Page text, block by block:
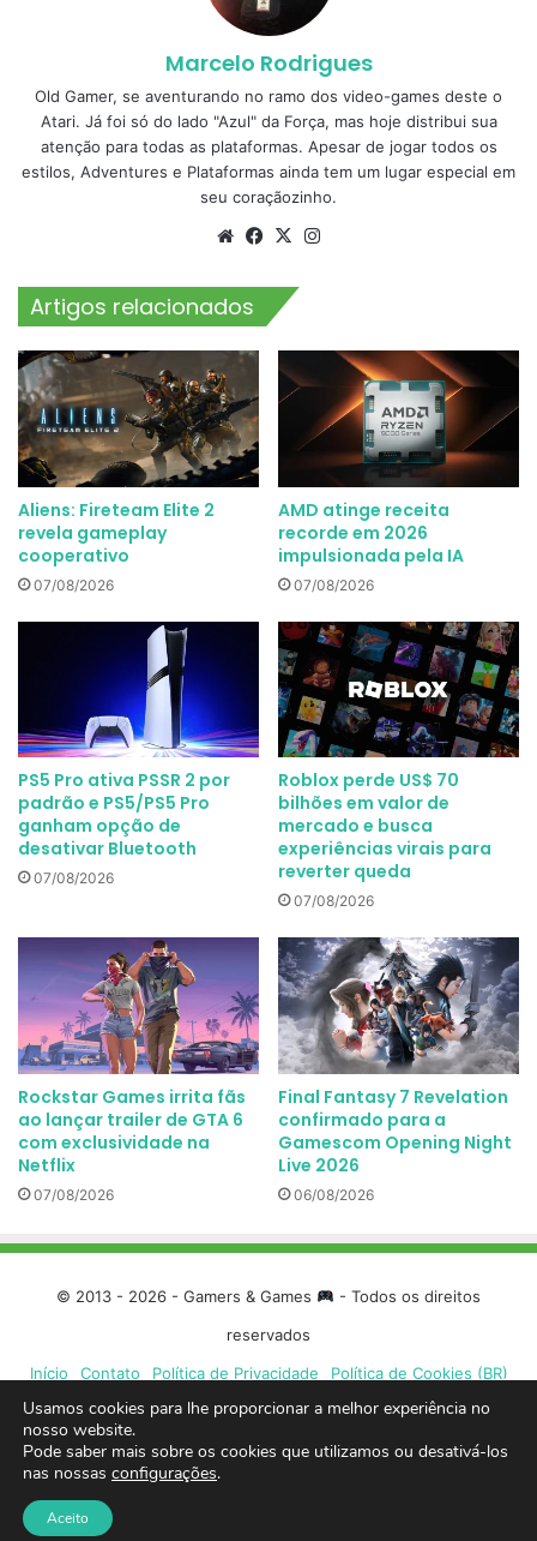
Marcelo Rodrigues
Old Gamer, se aventurando no ramo dos video-games deste o
Atari. Já foi só do lado "Azul" da Força, mas hoje distribui sua
atenção para todas as plataformas. Apesar de jogar todos os
estilos, Adventures e Plataformas ainda tem um lugar especial em
seu coraçãozinho.
WebsiteFacebook
X
Artigos relacionados
Aliens: Fireteam Elite 2
revela gameplay
cooperativo
07/08/2026
AMD atinge receita
recorde em 2026
impulsionada pela IA
07/08/2026
PS5 Pro ativa PSSR 2 por
padrão e PS5/PS5 Pro
ganham opção de
desativar Bluetooth
07/08/2026
Roblox perde US$ 70
bilhões em valor de
mercado e busca
experiências virais para
reverter queda
07/08/2026
Rockstar Games irrita fãs
ao lançar trailer de GTA 6
com exclusividade na
Netflix
07/08/2026
Final Fantasy 7 Revelation
confirmado para a
Gamescom Opening Night
Live 2026
06/08/2026
© 2013 - 2026 - Gamers & Games
- Todos os direitos
reservados
Início
Contato Política de Privacidade Política de Cookies (BR)
Facebook
X
Usamos cookies para lhe proporcionar a melhor experiência no
nosso website.
Pode saber mais sobre os cookies que utilizamos ou desativá-los
nas nossas configurações.
Aceito